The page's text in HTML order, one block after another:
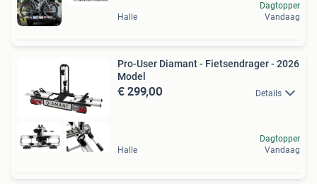
Halle
Dagtopper
Vandaag
Pro-User Diamant - Fietsendrager - 2026
Model
€ 299,00 Details
Halle
Dagtopper
Vandaag